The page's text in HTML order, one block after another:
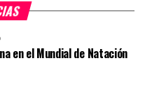
en el Mundial de Natación